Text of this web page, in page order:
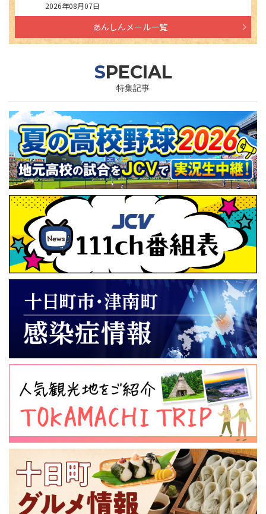
2026年08月07日
あんしんメール一覧
SPECIAL
特集記事